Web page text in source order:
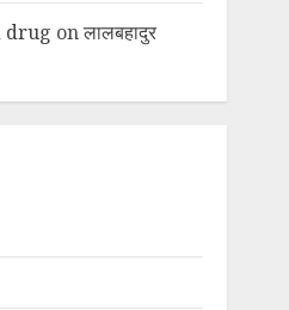
drug onलालबहादुर